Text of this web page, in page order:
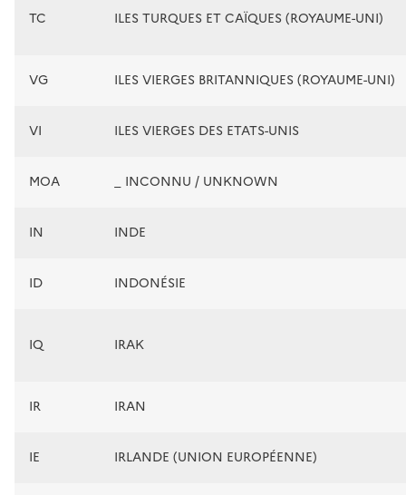
TC ILES TURQUES ET CAÏQUES (ROYAUME-UNI)
VG ILES VIERGES BRITANNIQUES (ROYAUME-UNI)
VI ILES VIERGES DES ETATS-UNIS
MOA _ INCONNU / UNKNOWN
IN INDE
ID INDONÉSIE
IQ IRAK
IR IRAN
IE IRLANDE (UNION EUROPÉENNE)